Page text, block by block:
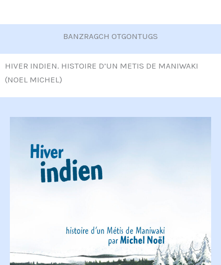
BANZRAGCH OTGONTUGS
HIVER INDIEN. HISTOIRE D’UN METIS DE MANIWAKI
(NOEL MICHEL)